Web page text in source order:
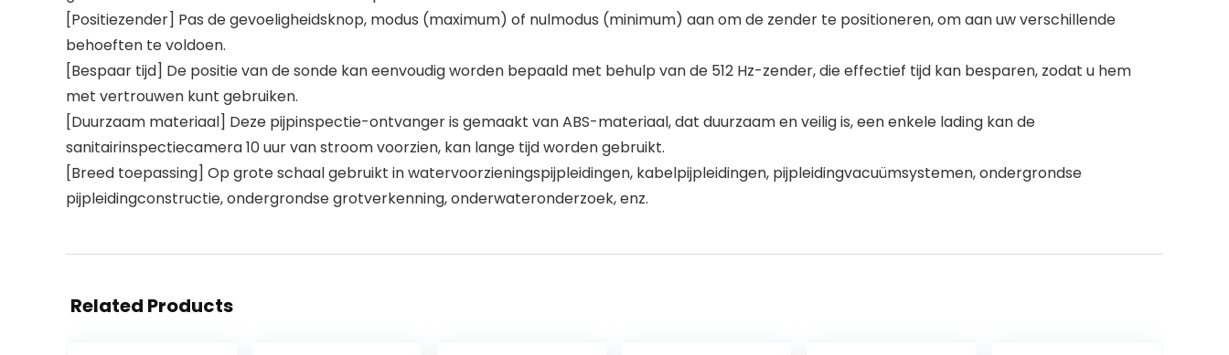
[Positiezender] Pas de gevoeligheidsknop, modus (maximum) of nulmodus (minimum) aan om de zender te positioneren, om aan uw verschillende
behoeften te voldoen.
[Bespaar tijd] De positie van de sonde kan eenvoudig worden bepaald met behulp van de 512 Hz-zender, die effectief tijd kan besparen, zodat u hem
met vertrouwen kunt gebruiken.
[Duurzaam materiaal] Deze pijpinspectie-ontvanger is gemaakt van ABS-materiaal, dat duurzaam en veilig is, een enkele lading kan de
sanitairinspectiecamera 10 uur van stroom voorzien, kan lange tijd worden gebruikt.
[Breed toepassing] Op grote schaal gebruikt in watervoorzieningspijpleidingen, kabelpijpleidingen, pijpleidingvacuümsystemen, ondergrondse
pijpleidingconstructie, ondergrondse grotverkenning, onderwateronderzoek, enz.
Related Products